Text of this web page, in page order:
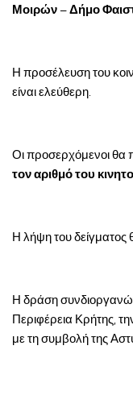
Μοιρών – Δήμο
Η προσέλευση του
είναι ελεύθερη.
Οι προσερχόμενοι θα
τον αριθμό του
Η λήψη του δείγματος
Η δράση
Περιφέρεια Κρήτης,
με τη συμβολή της